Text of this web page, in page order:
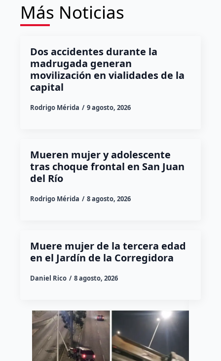
Más Noticias
Dos accidentes durante la
madrugada generan
movilización en vialidades de la
capital
Rodrigo Mérida 9 agosto, 2026
Mueren mujer y adolescente
tras choque frontal en San Juan
del Río
Rodrigo Mérida 8 agosto, 2026
Muere mujer de la tercera edad
en el Jardín de la Corregidora
Daniel Rico 8 agosto, 2026